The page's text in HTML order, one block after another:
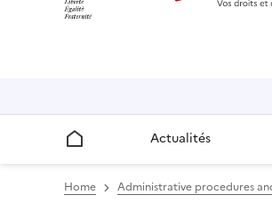
Accueil Actualités
Home Administrative procedures